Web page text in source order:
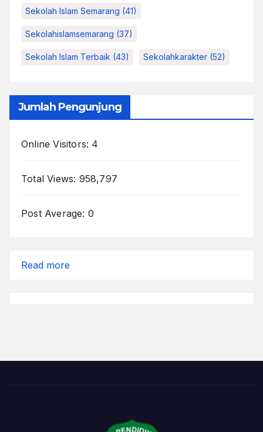
Sekolah Islam Semarang (41)
Sekolahislamsemarang (37)
Sekolah Islam Terbaik (43) Sekolahkarakter (52)
Jumlah Pengunjung
Online Visitors: 4
Total Views: 958,797
Post Average: 0
Read more